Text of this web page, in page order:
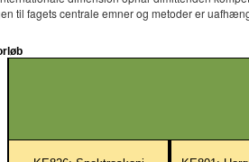
til fagets centrale emner og metoder er